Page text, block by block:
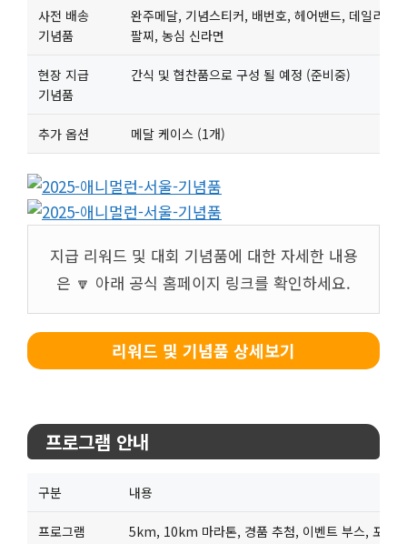
사전 배송
기념품
완주메달, 기념스티커, 배번호, 헤어밴드, 데일리 짐
팔찌, 농심 신라면
현장 지급
기념품
간식 및 협찬품으로 구성 될 예정 (준비중)
추가 옵션 메달 케이스 (1개)
지급 리워드 및 대회 기념품에 대한 자세한 내용
은 🔽 아래 공식 홈페이지 링크를 확인하세요.
리워드 및 기념품 상세보기
프로그램 안내
구분 내용
프로그램 5km, 10km 마라톤, 경품 추첨, 이벤트 부스, 포토